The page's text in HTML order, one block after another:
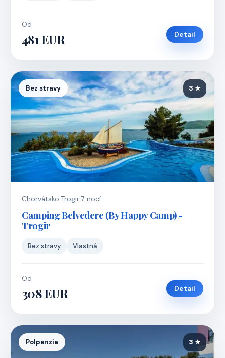
Od
481 EUR Detail
Bez stravy 3 ★
Chorvátsko·Trogir·7 nocí
Camping Belvedere (By Happy Camp) -
Trogir
Bez stravy Vlastná
Od
308 EUR Detail
Polpenzia 3 ★